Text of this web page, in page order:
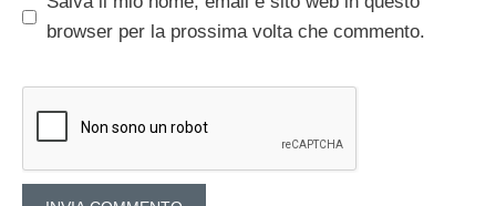
browser per la prossima volta che commento.